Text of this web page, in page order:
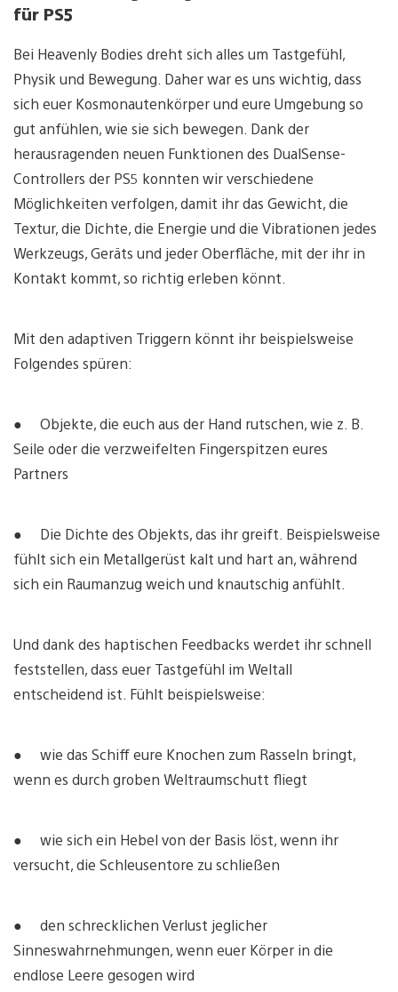
für PS5
Bei Heavenly Bodies dreht sich alles um Tastgefühl,
Physik und Bewegung. Daher war es uns wichtig, dass
sich euer Kosmonautenkörper und eure Umgebung so
gut anfühlen, wie sie sich bewegen. Dank der
herausragenden neuen Funktionen des DualSense-
Controllers der PS5 konnten wir verschiedene
Möglichkeiten verfolgen, damit ihr das Gewicht, die
Textur, die Dichte, die Energie und die Vibrationen jedes
Werkzeugs, Geräts und jeder Oberfläche, mit der ihr in
Kontakt kommt, so richtig erleben könnt.
Mit den adaptiven Triggern könnt ihr beispielsweise
Folgendes spüren:
● Objekte, die euch aus der Hand rutschen, wie z. B.
Seile oder die verzweifelten Fingerspitzen eures
Partners
● Die Dichte des Objekts, das ihr greift. Beispielsweise
fühlt sich ein Metallgerüst kalt und hart an, während
sich ein Raumanzug weich und knautschig anfühlt.
Und dank des haptischen Feedbacks werdet ihr schnell
feststellen, dass euer Tastgefühl im Weltall
entscheidend ist. Fühlt beispielsweise:
● wie das Schiff eure Knochen zum Rasseln bringt,
wenn es durch groben Weltraumschutt fliegt
● wie sich ein Hebel von der Basis löst, wenn ihr
versucht, die Schleusentore zu schließen
● den schrecklichen Verlust jeglicher
Sinneswahrnehmungen, wenn euer Körper in die
endlose Leere gesogen wird